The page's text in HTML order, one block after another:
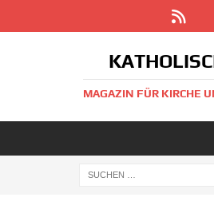
MAGAZIN FÜR KIRCHE